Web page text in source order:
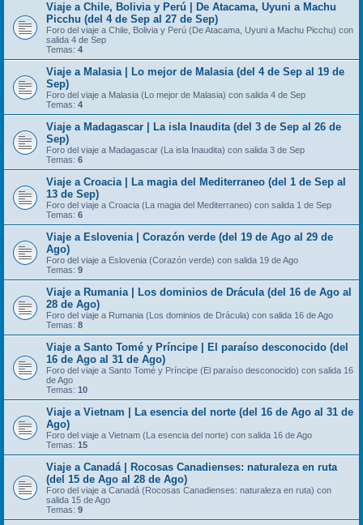
Viaje a Chile, Bolivia y Perú | De Atacama, Uyuni a Machu
Picchu (del 4 de Sep al 27 de Sep)
Foro del viaje a Chile, Bolivia y Perú (De Atacama, Uyuni a Machu Picchu) con
salida 4 de Sep
Temas: 4
Viaje a Malasia | Lo mejor de Malasia (del 4 de Sep al 19 de
Sep)
Foro del viaje a Malasia (Lo mejor de Malasia) con salida 4 de Sep
Temas: 4
Viaje a Madagascar | La isla Inaudita (del 3 de Sep al 26 de
Sep)
Foro del viaje a Madagascar (La isla Inaudita) con salida 3 de Sep
Temas: 6
Viaje a Croacia | La magia del Mediterraneo (del 1 de Sep al
13 de Sep)
Foro del viaje a Croacia (La magia del Mediterraneo) con salida 1 de Sep
Temas: 6
Viaje a Eslovenia | Corazón verde (del 19 de Ago al 29 de
Ago)
Foro del viaje a Eslovenia (Corazón verde) con salida 19 de Ago
Temas: 9
Viaje a Rumania | Los dominios de Drácula (del 16 de Ago al
28 de Ago)
Foro del viaje a Rumania (Los dominios de Drácula) con salida 16 de Ago
Temas: 8
Viaje a Santo Tomé y Príncipe | El paraíso desconocido (del
16 de Ago al 31 de Ago)
Foro del viaje a Santo Tomé y Príncipe (El paraíso desconocido) con salida 16
de Ago
Temas: 10
Viaje a Vietnam | La esencia del norte (del 16 de Ago al 31 de
Ago)
Foro del viaje a Vietnam (La esencia del norte) con salida 16 de Ago
Temas: 15
Viaje a Canadá | Rocosas Canadienses: naturaleza en ruta
(del 15 de Ago al 28 de Ago)
Foro del viaje a Canadá (Rocosas Canadienses: naturaleza en ruta) con
salida 15 de Ago
Temas: 9